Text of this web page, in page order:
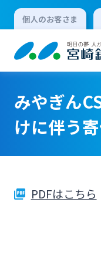
個人のお客さま
個人向け
法人向けイ
みやぎん
けに伴う
PDFはこちら